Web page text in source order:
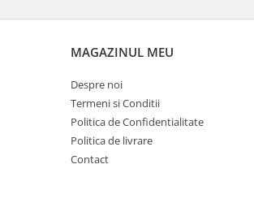
•Kit Instalare
Umet,
Absorber
In cazul in care
MAGAZINUL MEU
Despre noi
Termeni si Conditii
Politica de Confidentialitate
Politica de livrare
Contact